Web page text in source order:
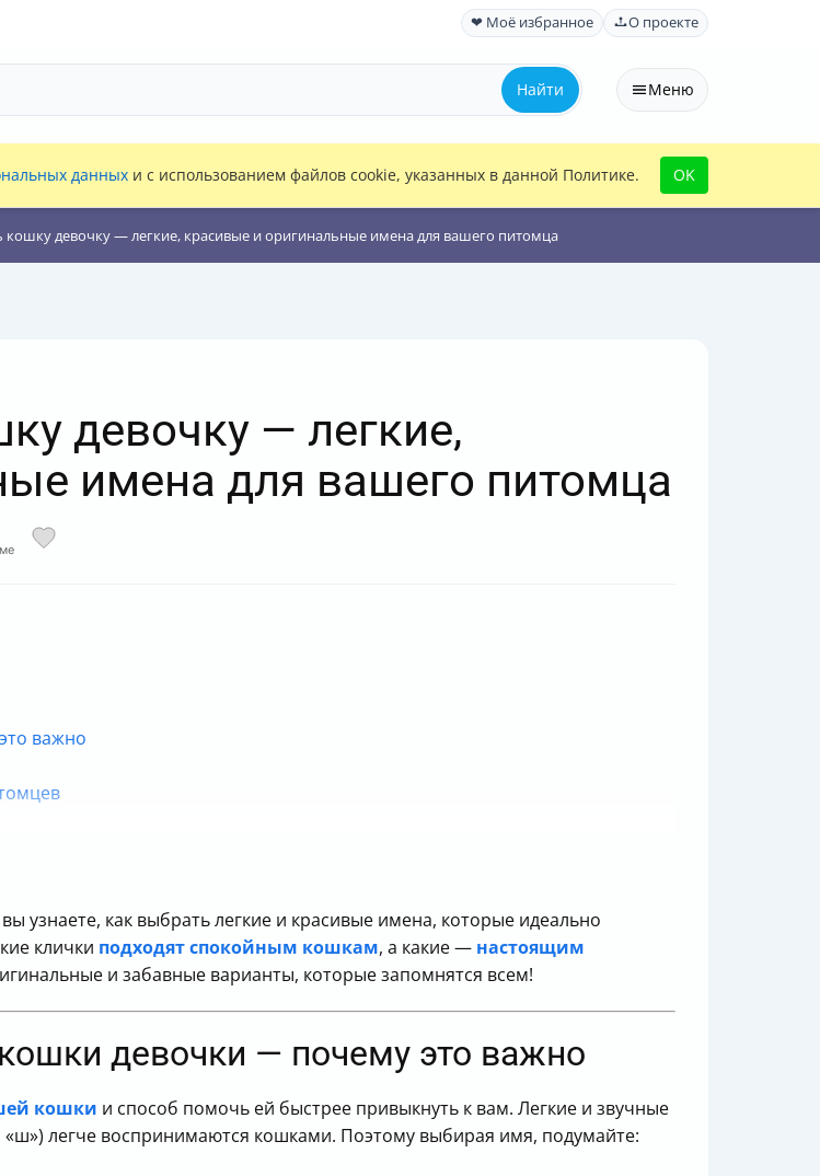
❤ Моё избранное О проекте
Найти Меню
данных и с использованием файлов cookie, указанных в данной Политике. OK
кошку девочку — легкие, красивые и оригинальные имена для вашего питомца
девочку — легкие,
имена для вашего питомца
важно
клички
узнаете, как выбрать легкие и красивые имена, которые идеально
клички подходят спокойным кошкам, а какие — настоящим
и забавные варианты, которые запомнятся всем!
девочки — почему это важно
кошки и способ помочь ей быстрее привыкнуть к вам. Легкие и звучные
легче воспринимаются кошками. Поэтому выбирая имя, подумайте: